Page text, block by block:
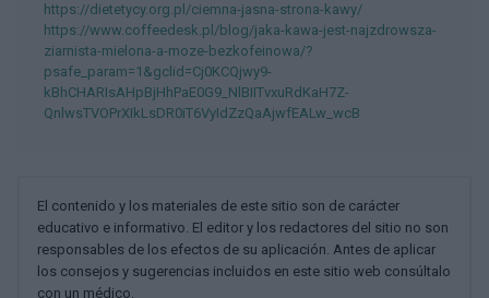
https://dietetycy.org.pl/ciemna-jasna-strona-kawy/
https://www.coffeedesk.pl/blog/jaka-kawa-jest-najzdrowsza-
ziarnista-mielona-a-moze-bezkofeinowa/?
psafe_param=1&gclid=Cj0KCQjwy9-
kBhCHARIsAHpBjHhPaE0G9_NlBIITvxuRdKaH7Z-
QnlwsTVOPrXIkLsDR0iT6VyIdZzQaAjwfEALw_wcB
El contenido y los materiales de este sitio son de carácter
educativo e informativo. El editor y los redactores del sitio no son
responsables de los efectos de su aplicación. Antes de aplicar
los consejos y sugerencias incluidos en este sitio web consúltalo
con un médico.